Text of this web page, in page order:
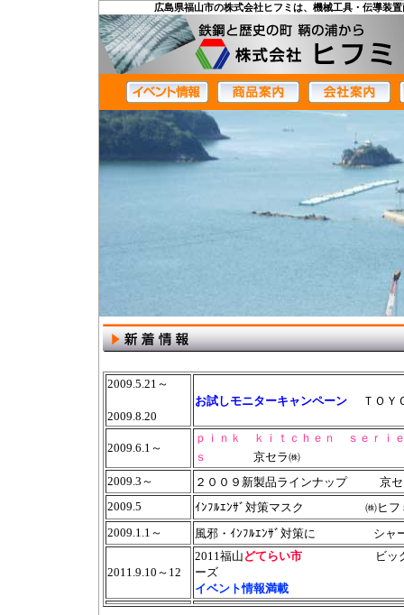
広島県福山市の株式会社ヒフミは、機械工具・伝導装
2009.5.21～
2009.8.20
お試しモニターキャンペーン ＴＯＹ
2009.6.1～
ｐｉｎｋ ｋｉｔｃｈｅｎ ｓｅｒｉ
ｓ
京セラ㈱
2009.3～
２００９新製品ラインナップ
京
2009.5
ｲﾝﾌﾙｴﾝｻﾞ対策マスク
㈱ヒフ
2009.1.1～
風邪・ｲﾝﾌﾙｴﾝｻﾞ対策に シャ
2011.9.10～12
2011福山 どてらい市
ビッグ
ーズ
イベント情報満載